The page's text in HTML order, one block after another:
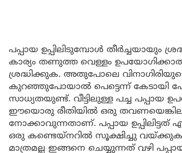
പപ്പായ ഉപ്പിലിടുമ്പോൾ തീർച്ചയായും
കാര്യം തണുത്ത വെള്ളം
ശ്രദ്ധിക്കുക. അതുപോലെ
കുറഞ്ഞുപോയാൽ പെട്ടെന്ന് കേടായി
സാധ്യതയുണ്ട്. വീട്ടിലുള്ള പച്ച പപ്പായ
ഈയൊരു രീതിയിൽ ഒരു തവണയെങ്കിലും
നോക്കാവുന്നതാണ്. പപ്പായ
ഒരു കണ്ടെയ്നറിൽ സൂക്ഷിച്ചു
മാത്രമല്ല ഇങ്ങനെ ചെയ്യുന്നത് വഴി